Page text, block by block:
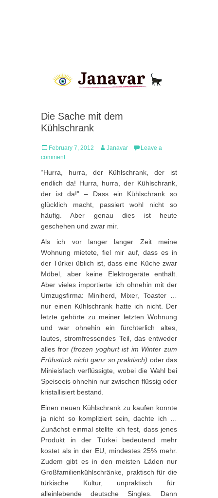
Die Sache mit dem
Kühlschrank
Posted
on
February 7, 2012 Author
Janavar
Leave a
comment
“Hurra, hurra, der Kühlschrank, der ist
endlich da! Hurra, hurra, der Kühlschrank,
der ist da!” – Dass ein Kühlschrank so
glücklich macht, passiert wohl nicht so
häufig. Aber genau dies ist heute
geschehen und zwar mir.
Als ich vor langer langer Zeit meine
Wohnung mietete, fiel mir auf, dass es in
der Türkei üblich ist, dass eine Küche zwar
Möbel, aber keine Elektrogeräte enthält.
Aber vieles importierte ich ohnehin mit der
Umzugsfirma: Miniherd, Mixer, Toaster …
nur einen Kühlschrank hatte ich nicht. Der
letzte gehörte zu meiner letzten Wohnung
und war ohnehin ein fürchterlich altes,
lautes, stromfressendes Teil, das entweder
alles fror(frozen yoghurt ist im Winter zum
Frühstück nicht ganz so praktisch) oder das
Minieisfach verflüssigte, wobei die Wahl bei
Speiseeis ohnehin nur zwischen flüssig oder
kristallisiert bestand.
Einen neuen Kühlschrank zu kaufen konnte
ja nicht so kompliziert sein, dachte ich …
Zunächst einmal stellte ich fest, dass jenes
Produkt in der Türkei bedeutend mehr
kostet als in der EU, mindestes 25% mehr.
Zudem gibt es in den meisten Läden nur
Großfamilienkühlschränke, praktisch für die
türkische Kultur, unpraktisch für
alleinlebende deutsche Singles. Dann